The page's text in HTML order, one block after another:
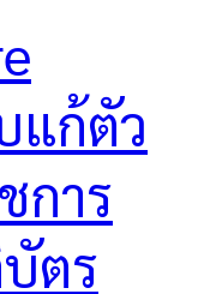
แก้ตัว
การ
ตร